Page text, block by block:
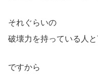
それぐらいの
破壊力を持っている人
ですから